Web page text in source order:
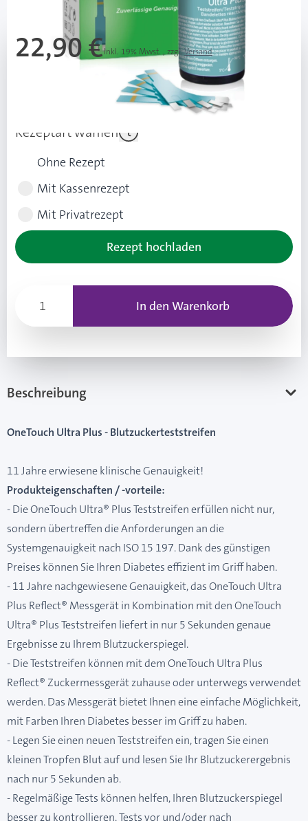
22,90 €Inkl. 19% Mwst. , zzgl.Versand
(1,00 € Ersparnis pro Stk.)
Rezeptart wählen
Ohne Rezept
Mit Kassenrezept
Mit Privatrezept
Rezept hochladen
In den Warenkorb
Beschreibung
OneTouch Ultra Plus - Blutzuckerteststreifen
11 Jahre erwiesene klinische Genauigkeit!
Produkteigenschaften / -vorteile:
- Die OneTouch Ultra® Plus Teststreifen erfüllen nicht nur,
sondern übertreffen die Anforderungen an die
Systemgenauigkeit nach ISO 15 197. Dank des günstigen
Preises können Sie Ihren Diabetes effizient im Griff haben.
- 11 Jahre nachgewiesene Genauigkeit, das OneTouch Ultra
Plus Reflect® Messgerät in Kombination mit den OneTouch
Ultra® Plus Teststreifen liefert in nur 5 Sekunden genaue
Ergebnisse zu Ihrem Blutzuckerspiegel.
- Die Teststreifen können mit dem OneTouch Ultra Plus
Reflect® Zuckermessgerät zuhause oder unterwegs verwendet
werden. Das Messgerät bietet Ihnen eine einfache Möglichkeit,
mit Farben Ihren Diabetes besser im Griff zu haben.
- Legen Sie einen neuen Teststreifen ein, tragen Sie einen
kleinen Tropfen Blut auf und lesen Sie Ihr Blutzuckerergebnis
nach nur 5 Sekunden ab.
- Regelmäßige Tests können helfen, Ihren Blutzuckerspiegel
besser zu kontrollieren. Tests vor und/oder nach